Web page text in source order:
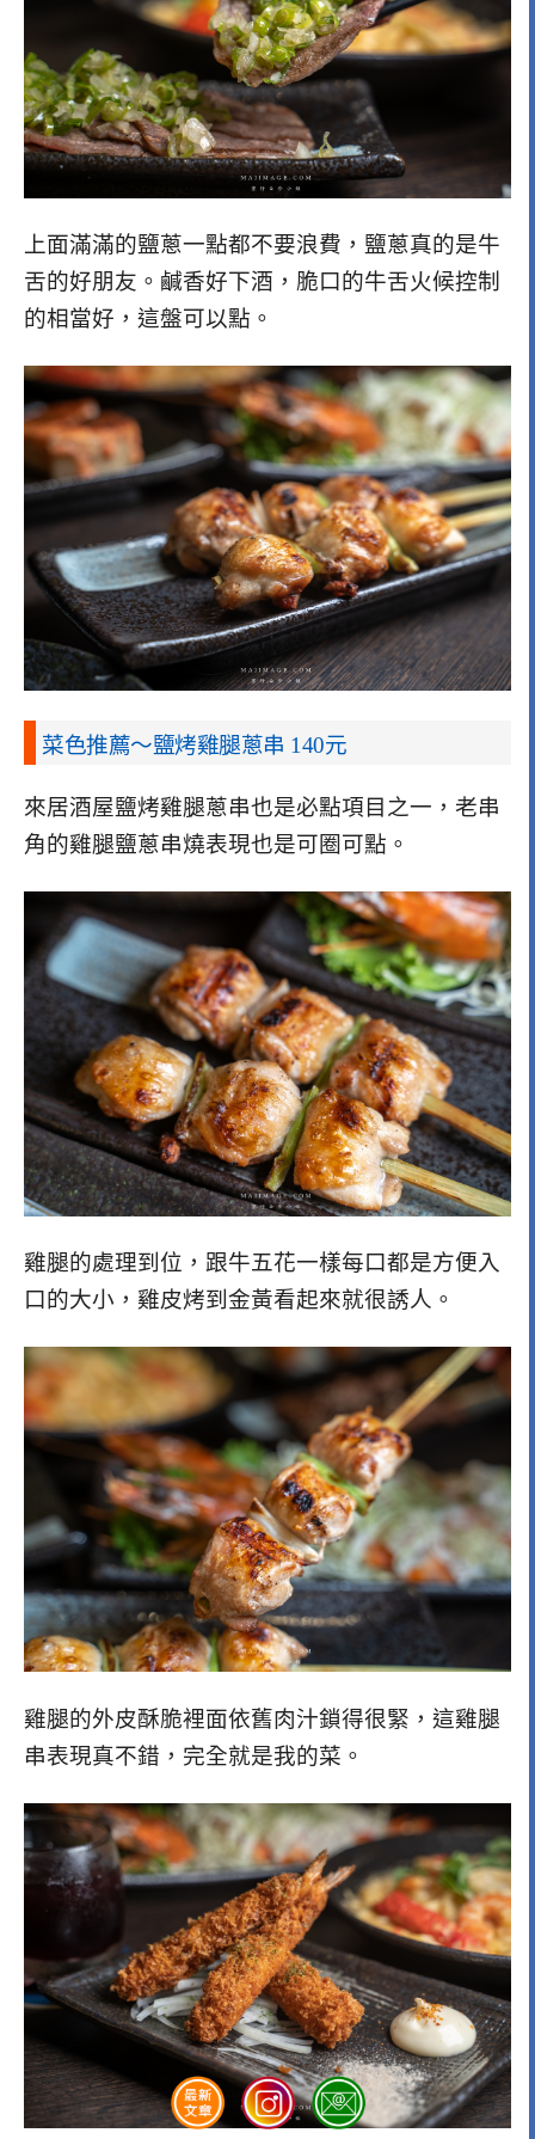
上面滿滿的鹽蔥一點都不要浪費，鹽蔥真的是牛
舌的好朋友。鹹香好下酒，脆口的牛舌火候控制
的相當好，這盤可以點。
菜色推薦～鹽烤雞腿蔥串 140元
來居酒屋鹽烤雞腿蔥串也是必點項目之一，老串
角的雞腿鹽蔥串燒表現也是可圈可點。
雞腿的處理到位，跟牛五花一樣每口都是方便入
口的大小，雞皮烤到金黃看起來就很誘人。
雞腿的外皮酥脆裡面依舊肉汁鎖得很緊，這雞腿
串表現真不錯，完全就是我的菜。